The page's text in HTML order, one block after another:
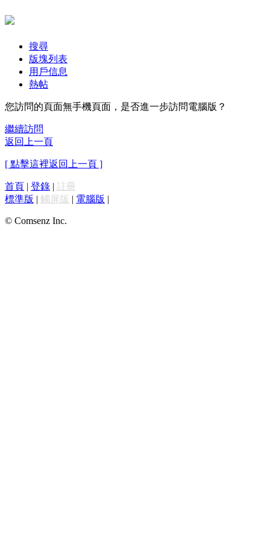
搜尋
版塊列表
用戶信息
熱帖
您訪問的頁面無手機頁面，是否進一步訪問電腦版？
繼續訪問
返回上一頁
[ 點擊這裡返回上一頁 ]
首頁 | 登錄 | 註冊
標準版 | 觸屏版 | 電腦版 |
© Comsenz Inc.